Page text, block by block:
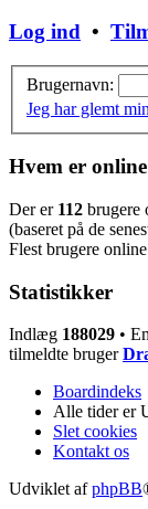
Log ind •
Brugernavn:
Jeg har glemt
Hvem er online
Der er 112 brugere
(baseret på de
Flest brugere
Statistikker
Indlæg 188029 •
tilmeldte bruger
Boardindeks
Alle tider er
Slet cookies
Kontakt os
Udviklet afphpBB